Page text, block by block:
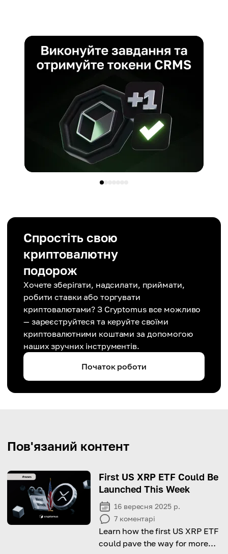
Спростіть свою
криптовалютну
подорож
Хочете зберігати, надсилати, приймати,
робити ставки або торгувати
криптовалютами? З Cryptomus все можливо
— зареєструйтеся та керуйте своїми
криптовалютними коштами за допомогою
наших зручних інструментів.
Початок роботи
Пов'язаний контент
First US XRP ETF Could Be
Launched This Week
16 вересня 2025 р.
7 коментарі
Learn how the first US XRP ETF
could pave the way for more